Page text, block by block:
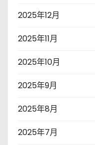
2025年12月
2025年11月
2025年10月
2025年9月
2025年8月
2025年7月